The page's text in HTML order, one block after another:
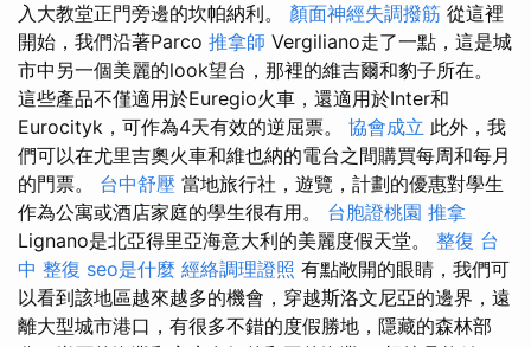
入大教堂正門旁邊的坎帕納利。 顏面神經失調撥筋 從這裡
開始，我們沿著Parco 推拿師 Vergiliano走了一點，這是城
市中另一個美麗的look望台，那裡的維吉爾和豹子所在。
這些產品不僅適用於Euregio火車，還適用於Inter和
Eurocityk，可作為4天有效的逆屈票。 協會成立 此外，我
們可以在尤里吉奧火車和維也納的電台之間購買每周和每月
的門票。 台中舒壓 當地旅行社，遊覽，計劃的優惠對學生
作為公寓或酒店家庭的學生很有用。 台胞證桃園 推拿
Lignano是北亞得里亞海意大利的美麗度假天堂。 整復 台
中 整復 seo是什麼 經絡調理證照 有點敞開的眼睛，我們可
以看到該地區越來越多的機會，穿越斯洛文尼亞的邊界，遠
離大型城市港口，有很多不錯的度假勝地，隱藏的森林部